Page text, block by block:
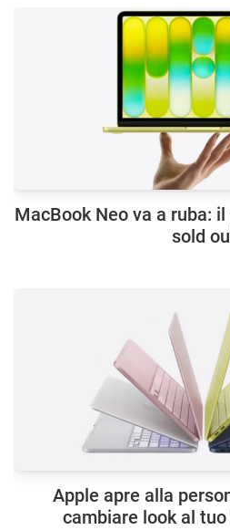
MacBook Neo va a ruba:
sold
Apple apre alla
cambiare look al